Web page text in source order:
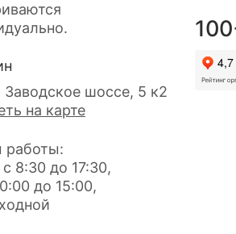
Заводское шоссе, 5 к2
на карте
работы:
8:30 до 17:30,
до 15:00,